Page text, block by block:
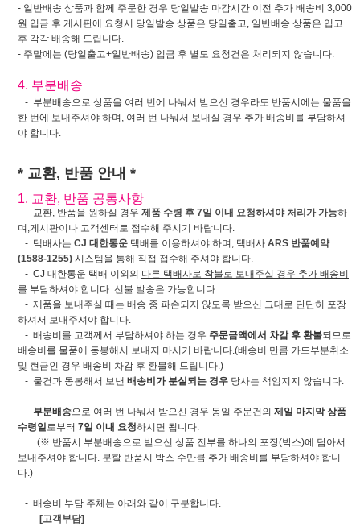
- 일반배송 상품과 함께 주문한 경우 당일발송 마감시간 이전 추가 배송비 3,000
원 입금 후 게시판에 요청시 당일발송 상품은 당일출고, 일반배송 상품은 입고
후 각각 배송해 드립니다.
- 주말에는 (당일출고+일반배송) 입금 후 별도 요청건은 처리되지 않습니다.
4. 부분배송
- 부분배송으로 상품을 여러 번에 나눠서 받으신 경우라도 반품시에는 물품을
한 번에 보내주셔야 하며, 여러 번 나눠서 보내실 경우 추가 배송비를 부담하셔
야 합니다.
* 교환, 반품 안내 *
1. 교환, 반품 공통사항
- 교환, 반품을 원하실 경우 제품 수령 후 7일 이내 요청하셔야 처리가 가능하
며,게시판이나 고객센터로 접수해 주시기 바랍니다.
- 택배사는 CJ 대한통운 택배를 이용하셔야 하며, 택배사 ARS 반품예약
(1588-1255) 시스템을 통해 직접 접수해 주셔야 합니다.
- CJ 대한통운 택배 이외의 다른 택배사로 착불로 보내주실 경우 추가 배송비
를 부담하셔야 합니다. 선불 발송은 가능합니다.
- 제품을 보내주실 때는 배송 중 파손되지 않도록 받으신 그대로 단단히 포장
하셔서 보내주셔야 합니다.
- 배송비를 고객께서 부담하셔야 하는 경우 주문금액에서 차감 후 환불되므로
배송비를 물품에 동봉해서 보내지 마시기 바랍니다.(배송비 만큼 카드부분취소
및 현금인 경우 배송비 차감 후 환불해 드립니다.)
- 물건과 동봉해서 보낸 배송비가 분실되는 경우 당사는 책임지지 않습니다.
- 부분배송으로 여러 번 나눠서 받으신 경우 동일 주문건의 제일 마지막 상품
수령일로부터 7일 이내 요청하시면 됩니다.
(※ 반품시 부분배송으로 받으신 상품 전부를 하나의 포장(박스)에 담아서
보내주셔야 합니다. 분할 반품시 박스 수만큼 추가 배송비를 부담하셔야 합니
다.)
- 배송비 부담 주체는 아래와 같이 구분합니다.
[고객부담]